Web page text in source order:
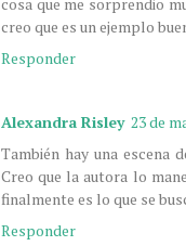
creo que es un ejemplo
Responder
Alexandra Risley 23 de
También hay una escena
Creo que la autora lo
finalmente es lo que se
Responder